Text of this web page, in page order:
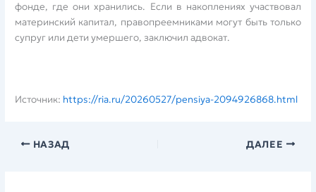
фонде, где они хранились. Если в накоплениях участвовал
материнский капитал, правопреемниками могут быть только
супруг или дети умершего, заключил адвокат.
Источник: https://ria.ru/20260527/pensiya-2094926868.html
НАЗАД ДАЛЕЕ